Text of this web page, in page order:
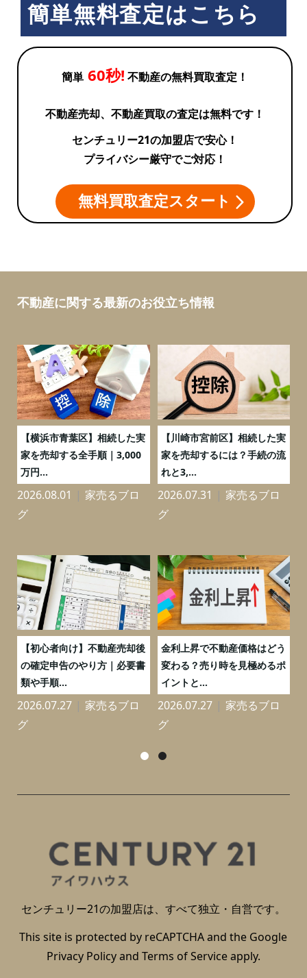
簡単無料査定はこちら
簡単 60秒! 不動産の無料買取査定！
不動産売却、不動産買取の査定は無料です！
センチュリー21の加盟店で安心！
プライバシー厳守でご対応！
無料買取査定スタート
不動産に関する最新のお役立ち情報
【横浜市青葉区】相続した実
家を売却する全手順｜3,000
万円...
2026.08.01
家売るブロ
グ
【川崎市宮前区】相続した実
家を売却するには？手続の流
れと3,...
2026.07.31
家売るブロ
グ
【初心者向け】不動産売却後
の確定申告のやり方｜必要書
類や手順...
2026.07.27
家売るブロ
グ
金利上昇で不動産価格はどう
変わる？売り時を見極めるポ
イントと...
2026.07.27
家売るブロ
グ
センチュリー21の加盟店は、すべて独立・自営です。
This site is protected by reCAPTCHA and the Google
Privacy Policyand Terms of Serviceapply.